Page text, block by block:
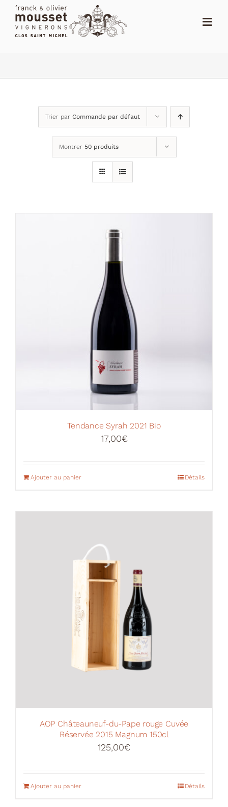
Passer
contenu
LE DOMAINE
Trier par Commande par défaut
Montrer 50 produits
Tendance Syrah 2021 Bio
17,00€
Ajouter au panier Détails
AOP Châteauneuf-du-Pape rouge Cuvée
Réservée 2015 Magnum 150cl
125,00€
Ajouter au panier Détails